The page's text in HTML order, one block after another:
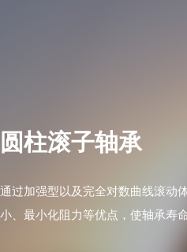
圆柱滚子轴承
通过加强型以及完全对数曲线滚动
小、最小化阻力等优点，使轴承寿